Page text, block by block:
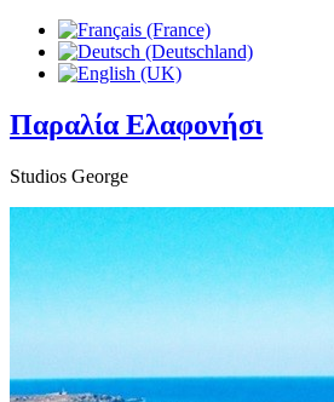
Παραλία Ελαφονήσι
Studios George